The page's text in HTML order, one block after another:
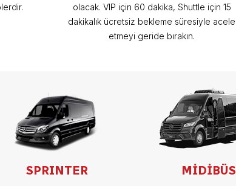
olacak. VIP için 60 dakika, Shuttle için 15
dakikalık ücretsiz bekleme süresiyle acele
etmeyi geride bırakın.
SPRINTER MİDİBÜS